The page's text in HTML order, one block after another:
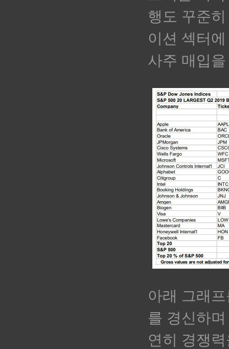
행도 꾸준
이션 섹터
사주 매입
아래 그래
를 경신하
연히 경쟁